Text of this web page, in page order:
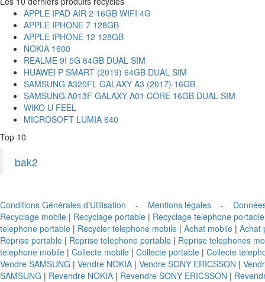
APPLE IPAD AIR 2 16GB WIFI 4G
APPLE IPHONE 7 128GB
APPLE IPHONE 12 128GB
NOKIA 1600
REALME 9I 5G 64GB DUAL SIM
HUAWEI P SMART (2019) 64GB DUAL SIM
SAMSUNG A320FL GALAXY A3 (2017) 16GB
SAMSUNG A013F GALAXY A01 CORE 16GB DUAL SIM
WIKO U FEEL
MICROSOFT LUMIA 640
Top 10
bak2
Conditions Générales d'Utilisation - Mentions légales -
Recyclage mobile | Recyclage portable | Recyclage telephone portable
telephone portable | Recycler telephone mobile | Achat mobile | Achat
Reprise portable | Reprise telephone portable | Reprise telephones
telephone mobile | Collecte mobile | Collecte portable | Collecte
Vendre SAMSUNG | Vendre NOKIA | Vendre SONY ERICSSON |
SAMSUNG | Revendre NOKIA | Revendre SONY ERICSSON |